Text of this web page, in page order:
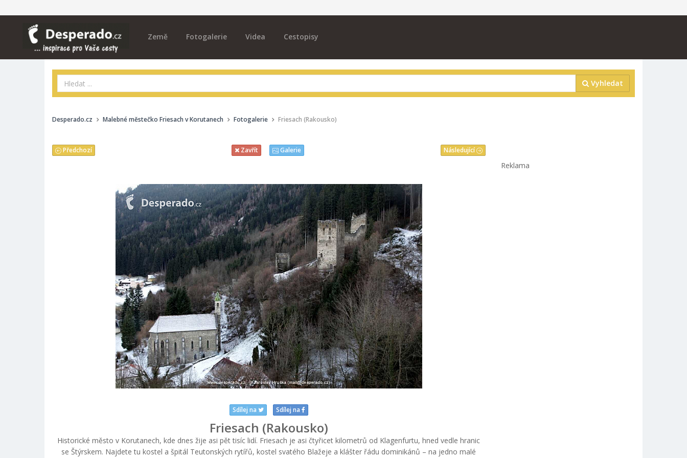
Země Fotogalerie Videa Cestopisy
Vyhledat
Desperado.cz Malebné městečko Friesach v Korutanech Fotogalerie Friesach (Rakousko)
Následující
Předchozí Zavřít Galerie
Sdílej na Sdílej na
Friesach (Rakousko)
Historické město v Korutanech, kde dnes žije asi pět tisíc lidí. Friesach je asi čtyřicet kilometrů od Klagenfurtu, hned vedle hranic
se Štýrskem. Najdete tu kostel a špitál Teutonských rytířů, kostel svatého Blažeje a klášter řádu dominikánů – na jedno malé
Reklama